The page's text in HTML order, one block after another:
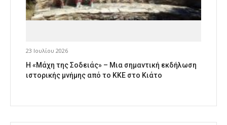
23 Ιουλίου 2026
Η «Μάχη της Σοδειάς» – Μια σημαντική εκδήλωση
ιστορικής μνήμης από το ΚΚΕ στο Κιάτο